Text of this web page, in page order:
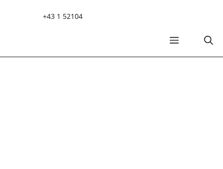
+43 1 52104
MENÜ